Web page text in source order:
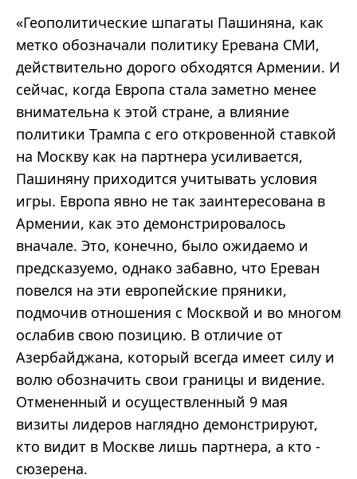
«Геополитические шпагаты Пашиняна, как
метко обозначали политику Еревана СМИ,
действительно дорого обходятся Армении. И
сейчас, когда Европа стала заметно менее
внимательна к этой стране, а влияние
политики Трампа с его откровенной ставкой
на Москву как на партнера усиливается,
Пашиняну приходится учитывать условия
игры. Европа явно не так заинтересована в
Армении, как это демонстрировалось
вначале. Это, конечно, было ожидаемо и
предсказуемо, однако забавно, что Ереван
повелся на эти европейские пряники,
подмочив отношения с Москвой и во многом
ослабив свою позицию. В отличие от
Азербайджана, который всегда имеет силу и
волю обозначить свои границы и видение.
Отмененный и осуществленный 9 мая
визиты лидеров наглядно демонстрируют,
кто видит в Москве лишь партнера, а кто -
сюзерена.